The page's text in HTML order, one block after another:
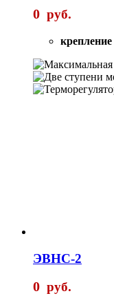
0 руб.
крепление
ЭВНС-2
0 руб.